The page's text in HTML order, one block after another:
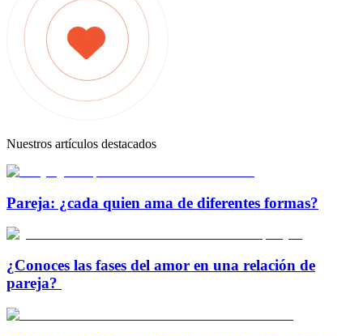
Nuestros artículos destacados
Pareja: ¿cada quien ama de diferentes formas?
¿Conoces las fases del amor en una relación de
pareja?